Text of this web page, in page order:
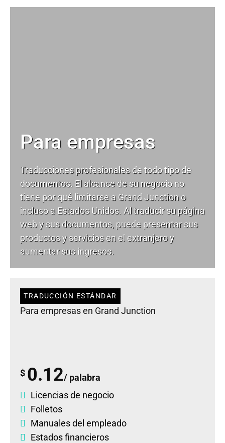
Para empresas
Traducciones profesionales de todo tipo de
documentos. El alcance de su negocio no
tiene por qué limitarse a Grand Junction o
incluso a Estados Unidos. Al traducir su página
web y sus documentos, puede presentar sus
productos y servicios en el extranjero y
aumentar sus ingresos.
TRADUCCIÓN ESTÁNDAR
Para empresas en Grand Junction
$ 0.12/ palabra
Licencias de negocio
Folletos
Manuales del empleado
Estados financieros